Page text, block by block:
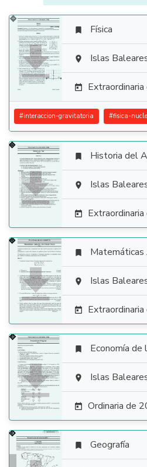

 Física
 Islas

#interaccion-gravitatoria #fisica-

 Historia del
 Islas


 Matemáticas
 Islas


 Economía de
 Islas
 Ordinaria de
 Geografía